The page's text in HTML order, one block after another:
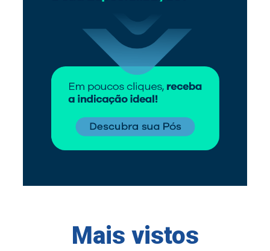
Mais vistos